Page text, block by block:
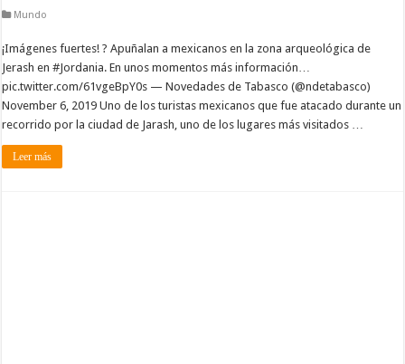
Mundo
¡Imágenes fuertes! ? Apuñalan a mexicanos en la zona arqueológica de
Jerash en #Jordania. En unos momentos más información…
pic.twitter.com/61vgeBpY0s — Novedades de Tabasco (@ndetabasco)
November 6, 2019 Uno de los turistas mexicanos que fue atacado durante un
recorrido por la ciudad de Jarash, uno de los lugares más visitados …
Leer más